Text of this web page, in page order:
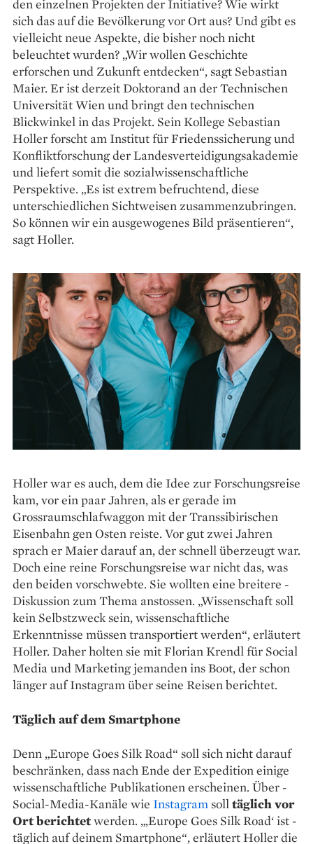
den einzelnen Projekten der Initiative? Wie wirkt
sich das auf die Bevölkerung vor Ort aus? Und gibt es
vielleicht neue Aspekte, die bisher noch nicht
beleuchtet wurden? „Wir wollen Geschichte
erforschen und Zukunft entdecken“, sagt Sebastian
Maier. Er ist derzeit Doktorand an der Technischen
Universität Wien und bringt den technischen
Blickwinkel in das Projekt. Sein Kollege Sebastian
Holler forscht am Institut für Friedenssicherung und
Konfliktforschung der Landesverteidigungsakademie
und liefert somit die sozialwissenschaftliche
Perspektive. „Es ist extrem befruchtend, diese
unterschiedlichen Sichtweisen zusammenzubringen.
So können wir ein ausgewogenes Bild präsentieren“,
sagt Holler.
Holler war es auch, dem die Idee zur Forschungsreise
kam, vor ein paar Jahren, als er gerade im
Grossraumschlafwaggon mit der Transsibirischen
Eisenbahn gen Osten reiste. Vor gut zwei Jahren
sprach er Maier darauf an, der schnell überzeugt war.
Doch eine reine Forschungsreise war nicht das, was
den beiden vorschwebte. Sie wollten eine breitere ­
Diskussion zum ­Thema anstossen. „Wissenschaft soll
kein Selbstzweck sein, wissenschaftliche
Erkenntnisse müssen transportiert werden“, erläutert
Holler. Daher holten sie mit Florian Krendl für Social
Media und Marketing jemanden ins Boot, der schon
länger auf Instagram über ­seine Reisen berichtet.
Täglich auf dem Smartphone
Denn „Europe Goes Silk Road“ soll sich nicht darauf
beschränken, dass nach Ende der Expedition einige
wissenschaftliche Publikationen erscheinen. Über ­
Social-Media-Kanäle wie Instagramsolltäglich vor
Ort berichtetwerden. „‚Europe Goes Silk Road‘ ist ­
täglich auf deinem Smartphone“, erläutert Holler die